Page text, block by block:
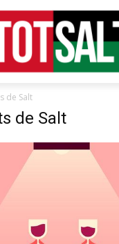
de Salt
de Salt